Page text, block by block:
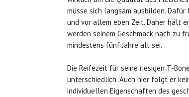
müsse sich langsam ausbilden.
und vor allem eben Zeit. Daher hält
werden seinem Geschmack nach zu
mindestens fünf Jahre alt sei.
Die Reifezeit für seine riesigen T-
unterschiedlich. Auch hier folgt er
individuellen Eigenschaften des